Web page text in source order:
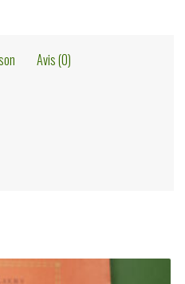
Avis (0)